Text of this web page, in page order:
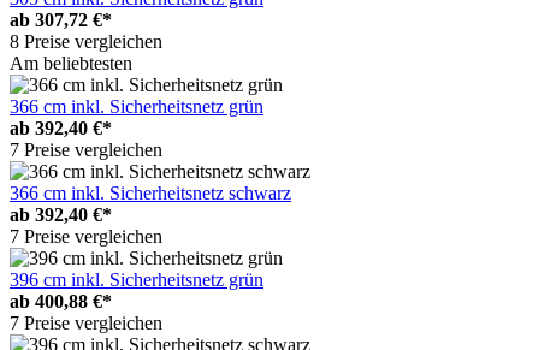
ab 307,72 €*
8 Preise vergleichen
Am beliebtesten
366 cm inkl. Sicherheitsnetz grün
ab 392,40 €*
7 Preise vergleichen
366 cm inkl. Sicherheitsnetz schwarz
ab 392,40 €*
7 Preise vergleichen
396 cm inkl. Sicherheitsnetz grün
ab 400,88 €*
7 Preise vergleichen